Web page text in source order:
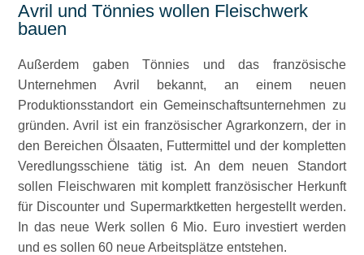
Avril und Tönnies wollen Fleischwerk
bauen
Außerdem gaben Tönnies und das französische
Unternehmen Avril bekannt, an einem neuen
Produktionsstandort ein Gemeinschaftsunternehmen zu
gründen. Avril ist ein französischer Agrarkonzern, der in
den Bereichen Ölsaaten, Futtermittel und der kompletten
Veredlungsschiene tätig ist. An dem neuen Standort
sollen Fleischwaren mit komplett französischer Herkunft
für Discounter und Supermarktketten hergestellt werden.
In das neue Werk sollen 6 Mio. Euro investiert werden
und es sollen 60 neue Arbeitsplätze entstehen.